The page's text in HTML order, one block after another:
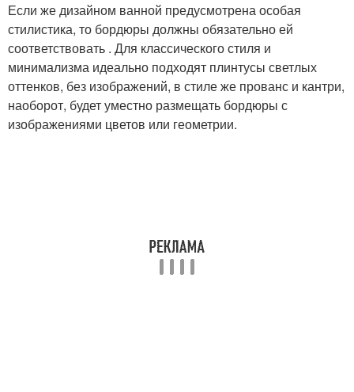
Если же дизайном ванной предусмотрена особая
стилистика, то бордюры должны обязательно ей
соответствовать . Для классического стиля и
минимализма идеально подходят плинтусы светлых
оттенков, без изображений, в стиле же прованс и кантри,
наоборот, будет уместно размещать бордюры с
изображениями цветов или геометрии.